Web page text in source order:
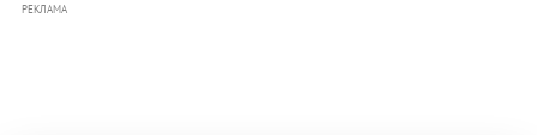
РЕКЛАМА